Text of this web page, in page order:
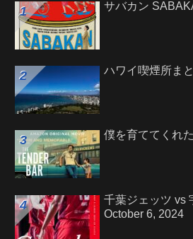
サバカン
ハワイ喫煙所ま
僕を育ててくれ
千葉ジェッツ vs
October 6, 2024